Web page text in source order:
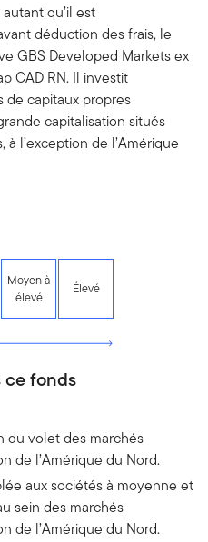
qu’il est
déduction des frais, le
GBS Developed Markets ex
CAD RN. Il investit
de capitaux propres
capitalisation situés
l’exception de l’Amérique
Moyen à
élevé
Élevé
ce fonds
du volet des marchés
de l’Amérique du Nord.
aux sociétés à moyenne et
sein des marchés
de l’Amérique du Nord.